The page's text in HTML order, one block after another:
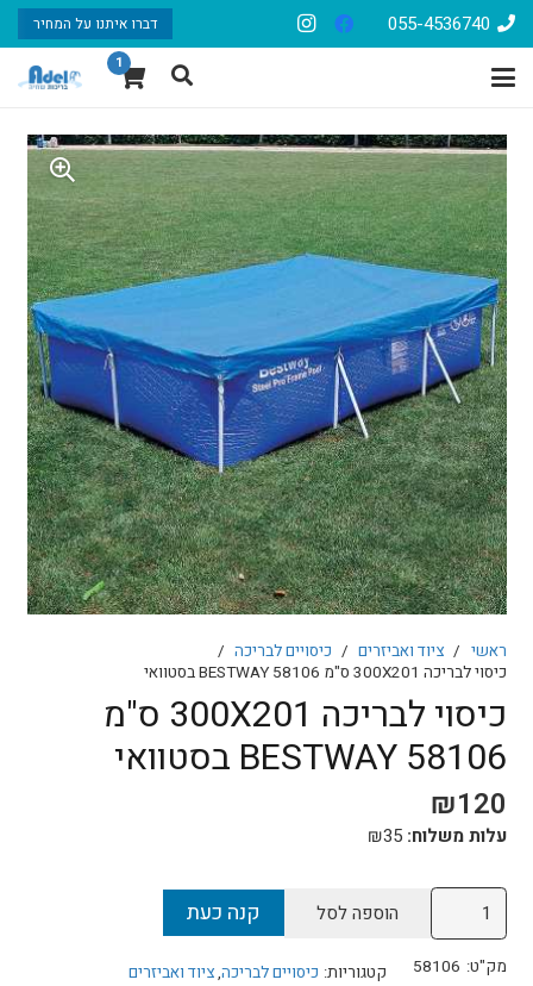
055-4536740 דברו איתנו על המחיר
1
ראשי / ציוד ואביזרים / כיסויים לבריכה /
כיסוי לבריכה 300X201 ס"מ BESTWAY 58106 בסטוואי
כיסוי לבריכה 300X201 ס"מ
BESTWAY 58106 בסטוואי
₪120
עלות משלוח: ₪35
כמות
של
כיסוי
הוספה לסל קנה כעת
מק"ט: 58106 קטגוריות: כיסויים לבריכה,ציוד ואביזרים